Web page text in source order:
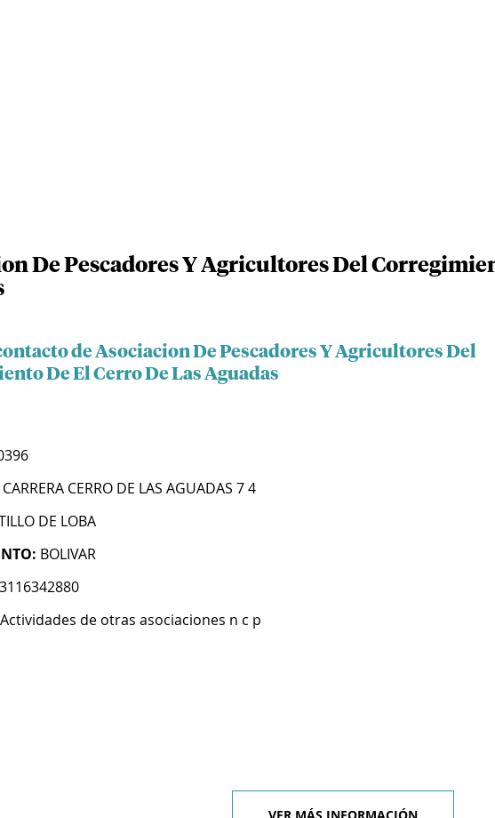
De Pescadores Y Agricultores Del
de Asociacion De Pescadores Y Agricultores Del
De El Cerro De Las Aguadas
CARRERA CERRO DE LAS AGUADAS 7 4
DE LOBA
BOLIVAR
3116342880
Actividades de otras asociaciones n c p